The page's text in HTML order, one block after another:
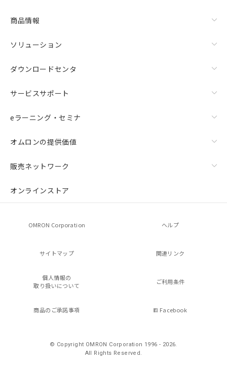
商品情報
ソリューション
ダウンロードセンタ
サービスサポート
eラーニング・セミナ
オムロンの提供価値
販売ネットワーク
オンラインストア
OMRON Corporation ヘルプ
サイトマップ 関連リンク
個人情報の
取り扱いについて
ご利用条件
商品のご承諾事項 Facebook
© Copyright OMRON Corporation 1996 - 2026.
All Rights Reserved.